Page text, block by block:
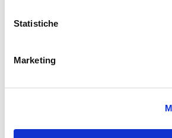
Statistiche
Marketing
Riuscire a vedere e tonificare gli addominali
Leggi tutto